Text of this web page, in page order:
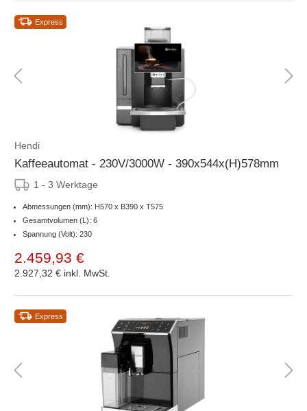
Express
Hendi
Kaffeeautomat - 230V/3000W - 390x544x(H)578mm
1 - 3 Werktage
Abmessungen (mm): H570 x B390 x T575
Gesamtvolumen (L): 6
Spannung (Volt): 230
2.459,93 €
2.927,32 € inkl. MwSt.
Express